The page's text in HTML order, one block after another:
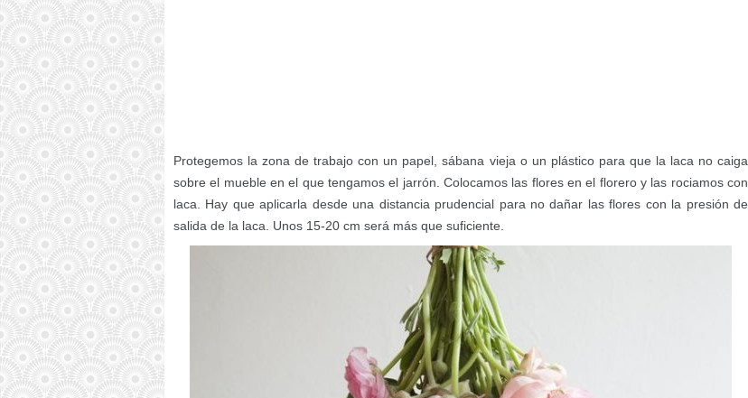
Protegemos la zona de trabajo con un papel, sábana vieja o un plástico para que la laca no caiga
sobre el mueble en el que tengamos el jarrón. Colocamos las flores en el florero y las rociamos con
laca. Hay que aplicarla desde una distancia prudencial para no dañar las flores con la presión de
salida de la laca. Unos 15-20 cm será más que suficiente.